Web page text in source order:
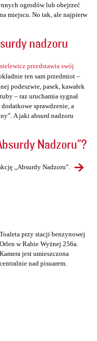
ogrodów lub obejrzeć
miejscu. No tak, ale najpierw
nadzoru
przedstawia swój
ten sam przedmiot –
podeszwie, pasek, kawałek
– raz uruchamia sygnał
sprawdzenie, a
A jaki absurd nadzoru
Nadzoru"?
„Absurdy Nadzoru".
Toaleta przy stacji benzynowej
Orlen w Rabie Wyżnej 256a.
Kamera jest umieszczona
centralnie nad pisuarem.